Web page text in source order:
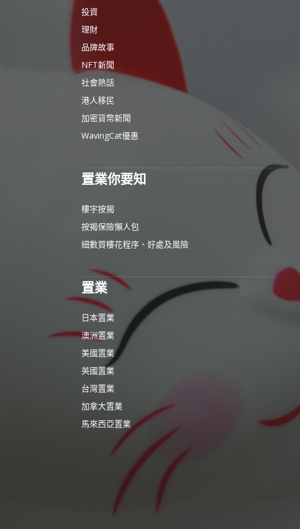
投資
理財
品牌故事
NFT新聞
社會熱話
港人移民
加密貨幣新聞
WavingCat優惠
置業你要知
樓宇按揭
按揭保險懶人包
細數買樓花程序、好處及風險
置業
日本置業
澳洲置業
美國置業
英國置業
台灣置業
加拿大置業
馬來西亞置業